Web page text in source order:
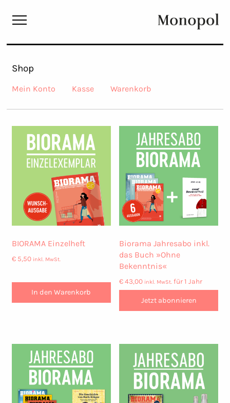
Monopol
Shop
Mein Konto Kasse Warenkorb
BIORAMA Einzelheft
€5,50 inkl. MwSt.
In den Warenkorb
Biorama Jahresabo inkl.
das Buch »Ohne
Bekenntnis«
€43,00 inkl. MwSt. für 1 Jahr
Jetzt abonnieren